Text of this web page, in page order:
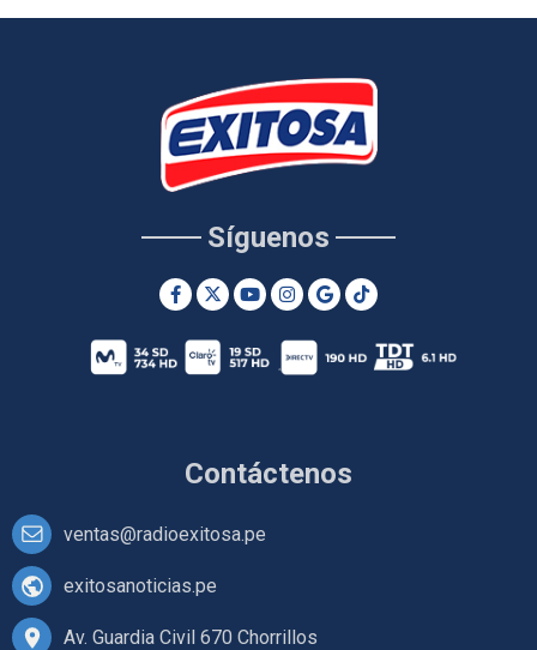
Contáctenos
ventas@radioexitosa.pe
exitosanoticias.pe
Av. Guardia Civil 670 Chorrillos
Síguenos